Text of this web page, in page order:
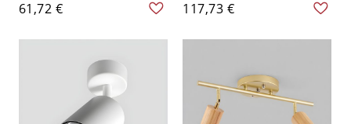
Estar Montaje Empotrado
61,72 €
Diseño de Cuerna para
Cuarto - Gris 110 A 120 V
117,73 €